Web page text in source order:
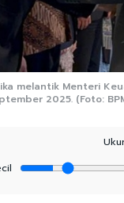
melantik Menteri
2025. (Foto: